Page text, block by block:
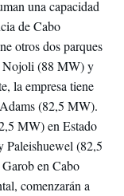
una capacidad
de Cabo
otros dos parques
Nojoli (88 MW) y
la empresa tiene
(82,5 MW).
MW) en Estado
(82,5
en Cabo
comenzarán a